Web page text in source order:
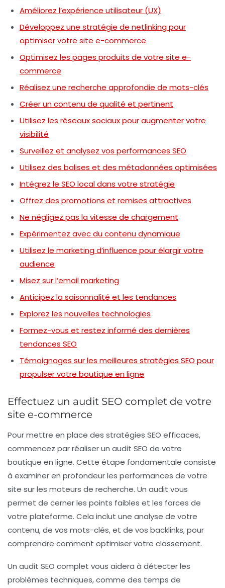
Améliorez l’expérience utilisateur (UX)
Développez une stratégie de netlinking pour
optimiser votre site e-commerce
Optimisez les pages produits de votre site e-
commerce
Réalisez une recherche approfondie de mots-clés
Créer un contenu de qualité et pertinent
Utilisez les réseaux sociaux pour augmenter votre
visibilité
Surveillez et analysez vos performances SEO
Utilisez des balises et des métadonnées optimisées
Intégrez le SEO local dans votre stratégie
Offrez des promotions et remises attractives
Ne négligez pas la vitesse de chargement
Expérimentez avec du contenu dynamique
Utilisez le marketing d’influence pour élargir votre
audience
Misez sur l’email marketing
Anticipez la saisonnalité et les tendances
Explorez les nouvelles technologies
Formez-vous et restez informé des dernières
tendances SEO
Témoignages sur les meilleures stratégies SEO pour
propulser votre boutique en ligne
Effectuez un audit SEO complet de votre
site e-commerce
Pour mettre en place des stratégies SEO efficaces,
commencez par réaliser un audit SEO de votre
boutique en ligne. Cette étape fondamentale consiste
à examiner en profondeur les performances de votre
site sur les moteurs de recherche. Un audit vous
permet de cerner les points faibles et les forces de
votre plateforme. Cela inclut une analyse de votre
contenu, de vos mots-clés, et de vos backlinks, pour
comprendre comment optimiser votre classement.
Un audit SEO complet vous aidera à détecter les
problèmes techniques, comme des temps de